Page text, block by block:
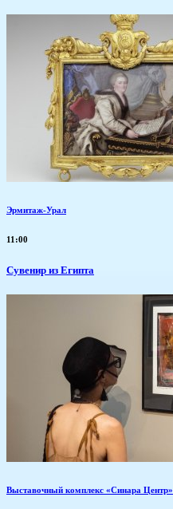
Эрмитаж-Урал
11:00
Сувенир из Египта
Выставочный комплекс «Синара Центр»